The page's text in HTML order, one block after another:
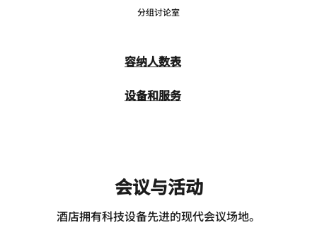
分组讨论室
容纳人数表
设备和服务
会议与活动
酒店拥有科技设备先进的现代会议场地。